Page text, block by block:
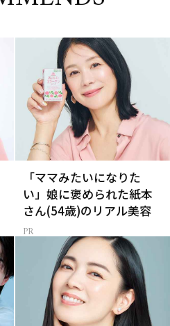
「ママみたいになりた
い」娘に褒められた紙本
さん(54歳)のリアル美容